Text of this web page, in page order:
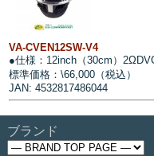
VA-CVEN12SW-V4
●仕様：12inch（30cm）
標準価格：\66,000（税込）
JAN: 4532817486044
ブランド